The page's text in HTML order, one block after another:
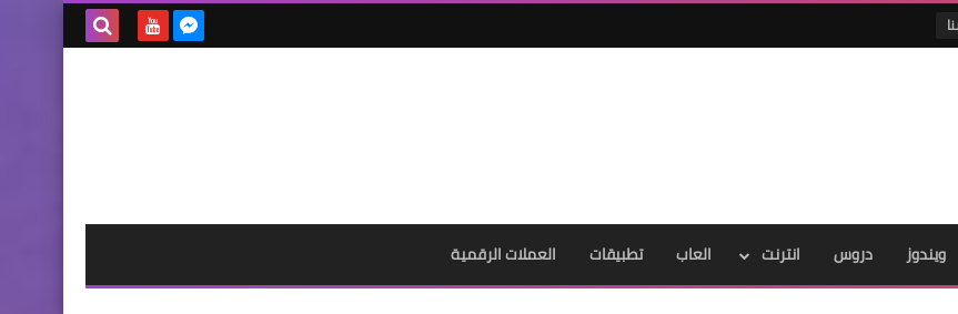
ويندوز دروس انترنت العاب تطبيقات العملات الرقمية